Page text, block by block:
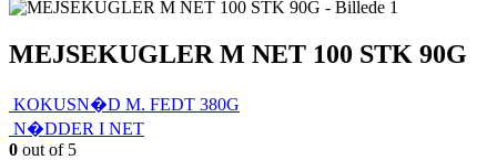
MEJSEKUGLER M NET 100 STK 90G
KOKUSN�D M. FEDT 380G
N�DDER I NET
0 out of 5